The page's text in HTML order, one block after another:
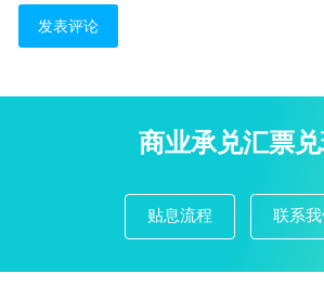
商业承兑汇票
贴息流程 联系